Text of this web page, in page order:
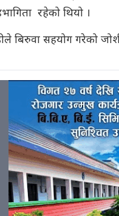
रहेको थियो ।
बिरुवा सहयोग गरेको